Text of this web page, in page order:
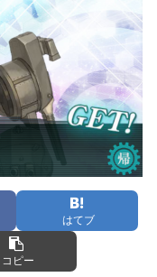
はてブ
コピー